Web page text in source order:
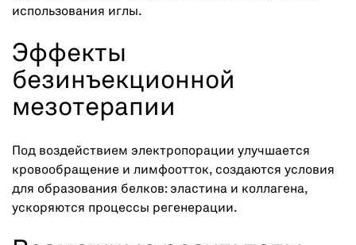
использования иглы.
Эффекты
безинъекционной
мезотерапии
Под воздействием электропорации улучшается
кровообращение и лимфоотток, создаются условия
для образования белков: эластина и коллагена,
ускоряются процессы регенерации.